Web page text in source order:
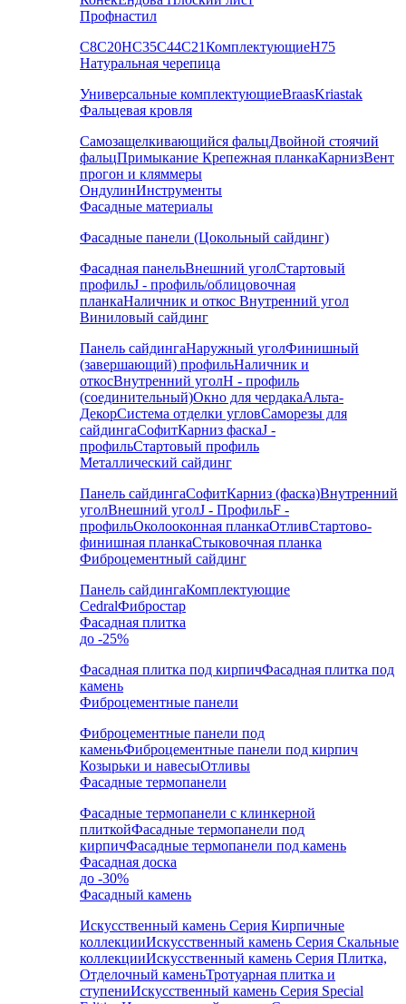
Профнастил
С8С20НС35С44С21КомплектующиеН75
Натуральная черепица
Универсальные комплектующиеBraasKriastak
Фальцевая кровля
Самозащелкивающийся фальцДвойной стоячий
фальцПримыкание Крепежная планкаКарнизВент
прогон и кляммеры
ОндулинИнструменты
Фасадные материалы
Фасадные панели (Цокольный сайдинг)
Фасадная панельВнешний уголСтартовый
профильJ - профиль/облицовочная
планкаНаличник и откос Внутренний угол
Виниловый сайдинг
Панель сайдингаНаружный уголФинишный
(завершающий) профильНаличник и
откосВнутренний уголH - профиль
(соединительный)Окно для чердакаАльта-
ДекорСистема отделки угловСаморезы для
сайдингаСофитКарниз фаскаJ -
профильСтартовый профиль
Металлический сайдинг
Панель сайдингаСофитКарниз (фаска)Внутренний
уголВнешний уголJ - ПрофильF -
профильОколооконная планкаОтливСтартово-
финишная планкаСтыковочная планка
Фиброцементный сайдинг
Панель сайдингаКомплектующие
CedralФибростар
Фасадная плитка
до -25%
Фасадная плитка под кирпичФасадная плитка под
камень
Фиброцементные панели
Фиброцементные панели под
каменьФиброцементные панели под кирпич
Козырьки и навесыОтливы
Фасадные термопанели
Фасадные термопанели с клинкерной
плиткойФасадные термопанели под
кирпичФасадные термопанели под камень
Фасадная доска
до -30%
Фасадный камень
Искусственный камень Серия Кирпичные
коллекцииИскусственный камень Серия Скальные
коллекцииИскусственный камень Серия Плитка,
Отделочный каменьТротуарная плитка и
ступениИскусственный камень Серия Special